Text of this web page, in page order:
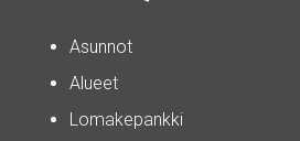
Asunnot
Alueet
Lomakepankki